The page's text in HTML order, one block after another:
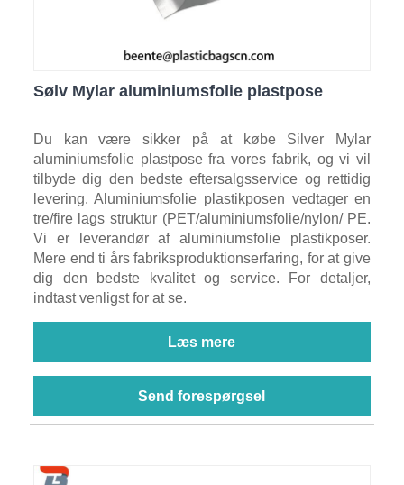
Sølv Mylar aluminiumsfolie plastpose
Du kan være sikker på at købe Silver Mylar
aluminiumsfolie plastpose fra vores fabrik, og vi vil
tilbyde dig den bedste eftersalgsservice og rettidig
levering. Aluminiumsfolie plastikposen vedtager en
tre/fire lags struktur (PET/aluminiumsfolie/nylon/ PE.
Vi er leverandør af aluminiumsfolie plastikposer.
Mere end ti års fabriksproduktionserfaring, for at give
dig den bedste kvalitet og service. For detaljer,
indtast venligst for at se.
Læs mere
Send forespørgsel